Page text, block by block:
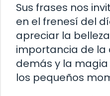
Sus frases nos
en el frenesí del
apreciar la
importancia de la
demás y la
los pequeños